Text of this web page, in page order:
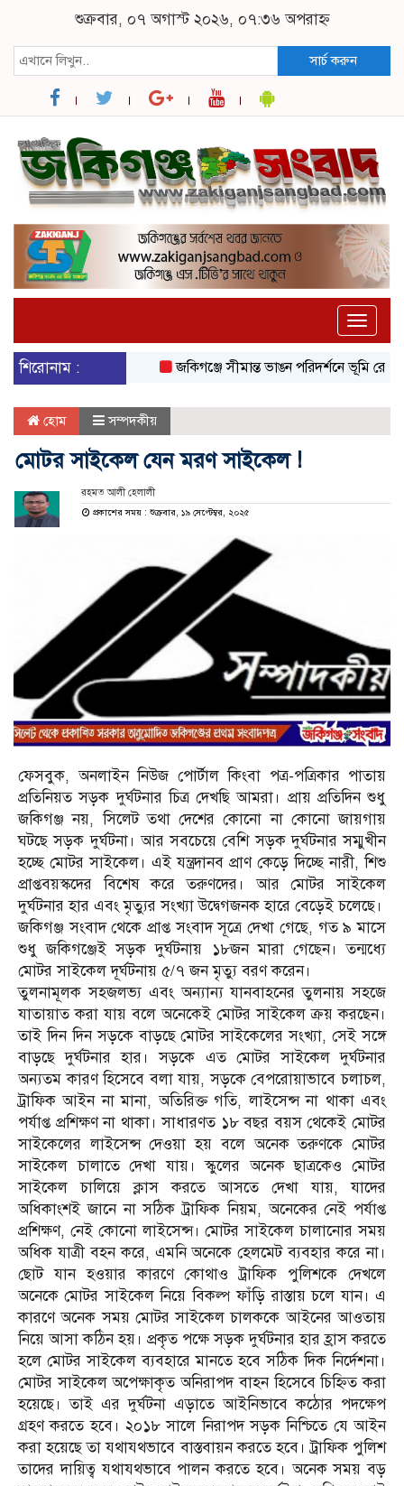
শুক্রবার, ০৭ অগাস্ট ২০২৬, ০৭:৩৬ অপরাহ্ন
সার্চ করুন
Toggle
শিরোনাম :
জকিগঞ্জে সীমান্ত ভাঙন পরিদর্শনে ভূমি রেকর্ড
হোম সম্পদকীয়
মোটর সাইকেল যেন মরণ সাইকেল !
রহমত আলী হেলালী
প্রকাশের সময় : শুক্রবার, ১৯ সেপ্টেম্বর, ২০২৫
ফেসবুক, অনলাইন নিউজ পোর্টাল কিংবা পত্র-পত্রিকার পাতায়
প্রতিনিয়ত সড়ক দুর্ঘটনার চিত্র দেখছি আমরা। প্রায় প্রতিদিন শুধু
জকিগঞ্জ নয়, সিলেট তথা দেশের কোনো না কোনো জায়গায়
ঘটছে সড়ক দুর্ঘটনা। আর সবচেয়ে বেশি সড়ক দুর্ঘটনার সম্মুখীন
হচ্ছে মোটর সাইকেল। এই যন্ত্রদানব প্রাণ কেড়ে দিচ্ছে নারী, শিশু
প্রাপ্তবয়স্কদের বিশেষ করে তরুণদের। আর মোটর সাইকেল
দুর্ঘটনার হার এবং মৃত্যুর সংখ্যা উদ্বেগজনক হারে বেড়েই চলেছে।
জকিগঞ্জ সংবাদ থেকে প্রাপ্ত সংবাদ সূত্রে দেখা গেছে, গত ৯ মাসে
শুধু জকিগঞ্জেই সড়ক দুর্ঘটনায় ১৮জন মারা গেছেন। তন্মধ্যে
মোটর সাইকেল দূর্ঘটনায় ৫/৭ জন মৃত্যু বরণ করেন।
তুলনামূলক সহজলভ্য এবং অন্যান্য যানবাহনের তুলনায় সহজে
যাতায়াত করা যায় বলে অনেকেই মোটর সাইকেল ক্রয় করছেন।
তাই দিন দিন সড়কে বাড়ছে মোটর সাইকেলের সংখ্যা, সেই সঙ্গে
বাড়ছে দুর্ঘটনার হার। সড়কে এত মোটর সাইকেল দুর্ঘটনার
অন্যতম কারণ হিসেবে বলা যায়, সড়কে বেপরোয়াভাবে চলাচল,
ট্রাফিক আইন না মানা, অতিরিক্ত গতি, লাইসেন্স না থাকা এবং
পর্যাপ্ত প্রশিক্ষণ না থাকা। সাধারণত ১৮ বছর বয়স থেকেই মোটর
সাইকেলের লাইসেন্স দেওয়া হয় বলে অনেক তরুণকে মোটর
সাইকেল চালাতে দেখা যায়। স্কুলের অনেক ছাত্রকেও মোটর
সাইকেল চালিয়ে ক্লাস করতে আসতে দেখা যায়, যাদের
অধিকাংশই জানে না সঠিক ট্রাফিক নিয়ম, অনেকের নেই পর্যাপ্ত
প্রশিক্ষণ, নেই কোনো লাইসেন্স। মোটর সাইকেল চালানোর সময়
অধিক যাত্রী বহন করে, এমনি অনেকে হেলমেট ব্যবহার করে না।
ছোট যান হওয়ার কারণে কোথাও ট্রাফিক পুলিশকে দেখলে
অনেকে মোটর সাইকেল নিয়ে বিকল্প ফাঁড়ি রাস্তায় চলে যান। এ
কারণে অনেক সময় মোটর সাইকেল চালককে আইনের আওতায়
নিয়ে আসা কঠিন হয়। প্রকৃত পক্ষে সড়ক দুর্ঘটনার হার হ্রাস করতে
হলে মোটর সাইকেল ব্যবহারে মানতে হবে সঠিক দিক নির্দেশনা।
মোটর সাইকেল অপেক্ষাকৃত অনিরাপদ বাহন হিসেবে চিহ্নিত করা
হয়েছে। তাই এর দুর্ঘটনা এড়াতে আইনিভাবে কঠোর পদক্ষেপ
গ্রহণ করতে হবে। ২০১৮ সালে নিরাপদ সড়ক নিশ্চিতে যে আইন
করা হয়েছে তা যথাযথভাবে বাস্তবায়ন করতে হবে। ট্রাফিক পুলিশ
তাদের দায়িত্ব যথাযথভাবে পালন করতে হবে। অনেক সময় বড়